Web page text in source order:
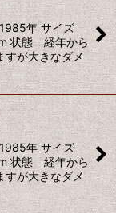
1985年 サイズ
状態 経年から
すが大きなダメ
1985年 サイズ
状態 経年から
すが大きなダメ